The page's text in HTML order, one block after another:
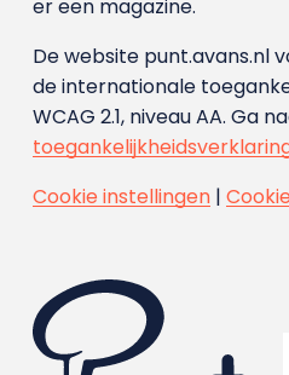
er een magazine.
De website punt.avans.nl
de internationale
WCAG 2.1, niveau AA. Ga
Cookie instellingen|